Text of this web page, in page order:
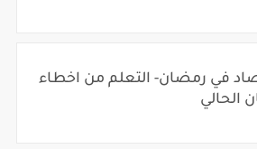
في رمضان- التعلم من اخطاء
الحالي